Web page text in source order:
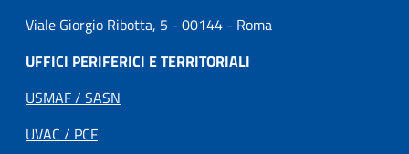
Viale Giorgio Ribotta, 5 - 00144 - Roma
UFFICI PERIFERICI E TERRITORIALI
USMAF / SASN
UVAC / PCF